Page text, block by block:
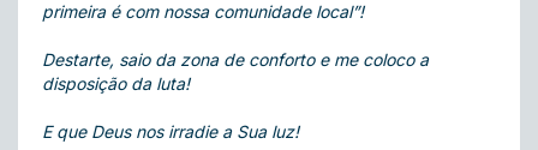
primeira é com nossa comunidade local”!
Destarte, saio da zona de conforto e me coloco a
disposição da luta!
E que Deus nos irradie a Sua luz!